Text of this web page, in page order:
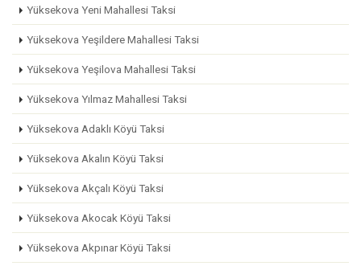
Yüksekova Yeni Mahallesi Taksi
Yüksekova Yeşildere Mahallesi Taksi
Yüksekova Yeşilova Mahallesi Taksi
Yüksekova Yılmaz Mahallesi Taksi
Yüksekova Adaklı Köyü Taksi
Yüksekova Akalın Köyü Taksi
Yüksekova Akçalı Köyü Taksi
Yüksekova Akocak Köyü Taksi
Yüksekova Akpınar Köyü Taksi